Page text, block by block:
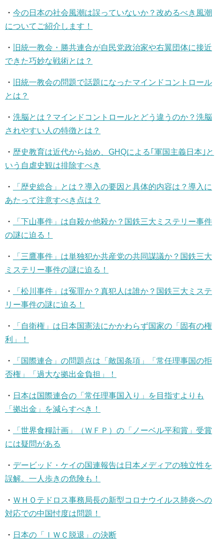
・ 今の日本の社会風潮は誤っていないか？改めるべき風潮
についてご紹介します！
・
旧統一教会・勝共連合が自民党政治家や右翼団体に接近
できた巧妙な戦術とは？
・
旧統一教会の問題で話題になったマインドコントロール
とは？
・ 洗脳とは？マインドコントロールとどう違うのか？洗脳
されやすい人の特徴とは？
・ 歴史教育は近代から始め、GHQによる｢軍国主義日本｣と
いう自虐史観は排除すべき
・
「歴史総合」とは？導入の要因と具体的内容は？導入に
あたって注意すべき点は？
・
「下山事件」は自殺か他殺か？国鉄三大ミステリー事件
の謎に迫る！
・
「三鷹事件」は単独犯か共産党の共同謀議か？国鉄三大
ミステリー事件の謎に迫る！
・
「松川事件」は冤罪か？真犯人は誰か？国鉄三大ミステ
リー事件の謎に迫る！
・
「自衛権」は日本国憲法にかかわらず国家の「固有の権
利」！
・
「国際連合」の問題点は「敵国条項」「常任理事国の拒
否権」「過大な拠出金負担」！
・ 日本は国際連合の「常任理事国入り」を目指すよりも
「拠出金」を減らすべき！
・
「世界食糧計画」（ＷＦＰ）の「ノーベル平和賞」受賞
には疑問がある
・ デービッド・ケイの国連報告は日本メディアの独立性を
誤解。一人歩きの危険も！
・ ＷＨＯテドロス事務局長の新型コロナウイルス肺炎への
対応での中国忖度は問題！
・ 日本の「ＩＷＣ脱退」の決断